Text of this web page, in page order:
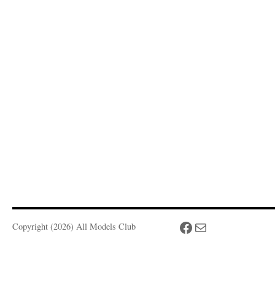
Copyright (2026) All Models Club Facebook
Mail